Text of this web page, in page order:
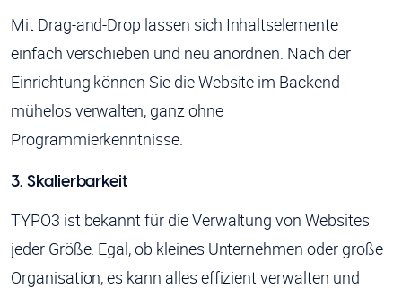
Mit Drag-and-Drop lassen sich Inhaltselemente
einfach verschieben und neu anordnen. Nach der
Einrichtung können Sie die Website im Backend
mühelos verwalten, ganz ohne
Programmierkenntnisse.
3. Skalierbarkeit
TYPO3 ist bekannt für die Verwaltung von Websites
jeder Größe. Egal, ob kleines Unternehmen oder große
Organisation, es kann alles effizient verwalten und